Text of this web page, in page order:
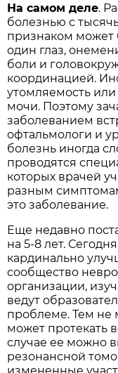
На самом деле.
болезнью с
признаком может
один глаз,
боли и
координацией.
утомляемость
мочи. Поэтому
заболеванием
офтальмологи и
болезнь иногда
проводятся
которых врачей
разным
это заболевание.
Еще недавно
на 5-8 лет.
кардинально
сообщество
организации,
ведут
проблеме. Тем не
может протекать
случае ее можно
резонансной